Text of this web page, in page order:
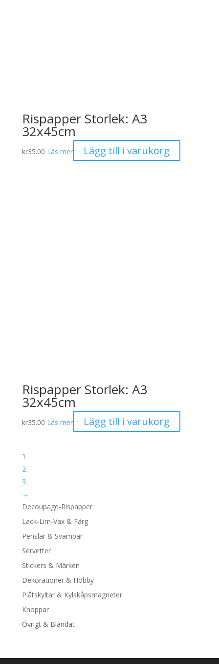
Rispapper Storlek: A3
32x45cm
kr35.00 Läs mer Lägg till i varukorg
Rispapper Storlek: A3
32x45cm
kr35.00 Läs mer Lägg till i varukorg
1
2
3
→
Decoupage-Rispapper
Lack-Lim-Vax & Färg
Penslar & Svampar
Servetter
Stickers & Märken
Dekorationer & Hobby
Plåtskyltar & Kylskåpsmagneter
Knoppar
Övrigt & Blandat